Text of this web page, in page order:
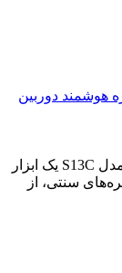
هوشمند دوربین
دستگیره هوشمند مدل S13C دستگیره هوشمند مدل S13C یک ابزار
سنتی، از